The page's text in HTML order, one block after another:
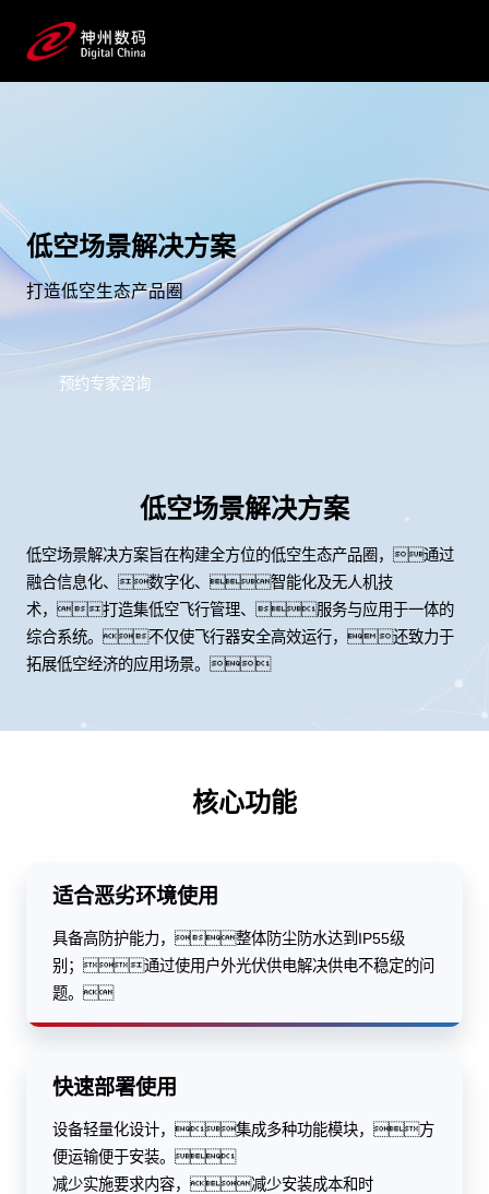
低空场景解决方案
打造低空生态产品圈
预约专家咨询
低空场景解决方案
低空场景解决方案旨在构建全方位的低空生态产品圈，通过
融合信息化、数字化、智能化及无人机技
术，打造集低空飞行管理、服务与应用于一体的
综合系统。不仅使飞行器安全高效运行，还致力于
拓展低空经济的应用场景。
核心功能
适合恶劣环境使用
具备高防护能力，整体防尘防水达到IP55级
别；通过使用户外光伏供电解决供电不稳定的问
题。
快速部署使用
设备轻量化设计，集成多种功能模块，方
便运输便于安装。
减少实施要求内容，减少安装成本和时